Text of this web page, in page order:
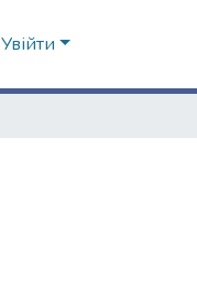
Увійти